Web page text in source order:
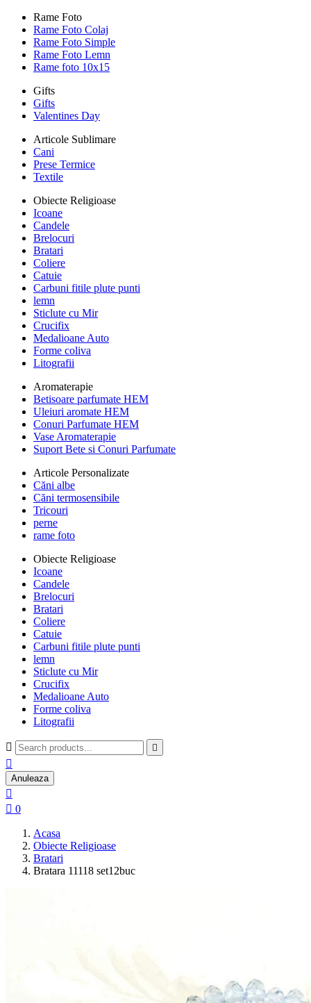
Rame Foto
Rame Foto Colaj
Rame Foto Simple
Rame Foto Lemn
Rame foto 10x15
Gifts
Gifts
Valentines Day
Articole Sublimare
Cani
Prese Termice
Textile
Obiecte Religioase
Icoane
Candele
Brelocuri
Bratari
Coliere
Catuie
Carbuni fitile plute punti
lemn
Sticlute cu Mir
Crucifix
Medalioane Auto
Forme coliva
Litografii
Aromaterapie
Betisoare parfumate HEM
Uleiuri aromate HEM
Conuri Parfumate HEM
Vase Aromaterapie
Suport Bete si Conuri Parfumate
Articole Personalizate
Căni albe
Căni termosensibile
Tricouri
perne
rame foto
Obiecte Religioase
Icoane
Candele
Brelocuri
Bratari
Coliere
Catuie
Carbuni fitile plute punti
lemn
Sticlute cu Mir
Crucifix
Medalioane Auto
Forme coliva
Litografii
 

Anuleaza

 0
Acasa
Obiecte Religioase
Bratari
Bratara 11118 set12buc